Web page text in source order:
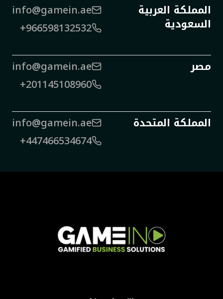
المملكة العربية
السعودية
info@gamein.ae
+966598132532
مصر
info@gamein.ae
+201145108960
المملكة المتحدة
info@gamein.ae
+447466534674